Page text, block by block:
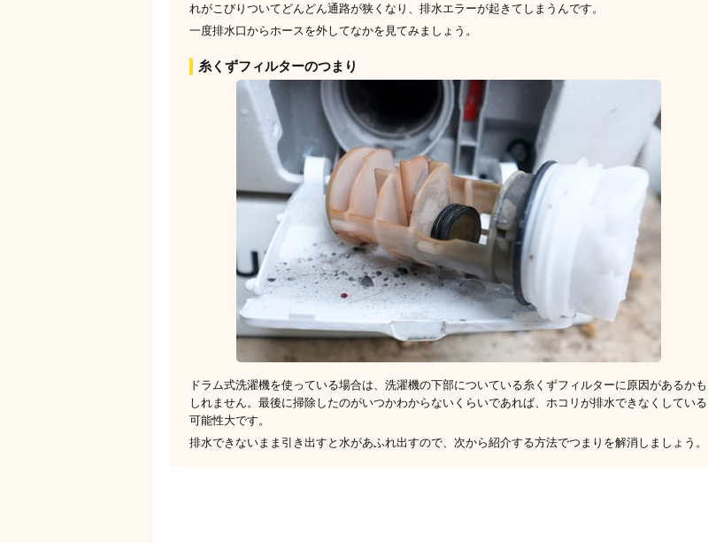
れがこびりついてどんどん通路が狭くなり、排水エラーが起きてしまうんです。
一度排水口からホースを外してなかを見てみましょう。
糸くずフィルターのつまり
ドラム式洗濯機を使っている場合は、洗濯機の下部についている糸くずフィルターに原因があるかも
しれません。最後に掃除したのがいつかわからないくらいであれば、ホコリが排水できなくしている
可能性大です。
排水できないまま引き出すと水があふれ出すので、次から紹介する方法でつまりを解消しましょう。